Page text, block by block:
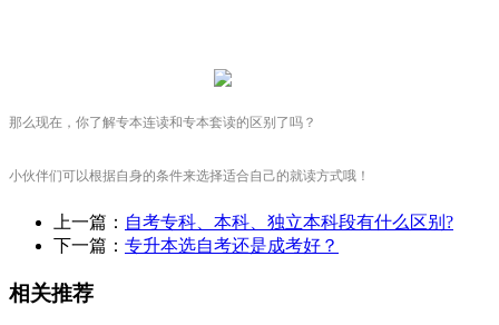
那么现在，你了解专本连读和专本套读的区别了吗？
小伙伴们可以根据自身的条件来选择适合自己的就读方式哦！
上一篇： 自考专科、本科、独立本科段有什么区别?
下一篇： 专升本选自考还是成考好？
相关推荐